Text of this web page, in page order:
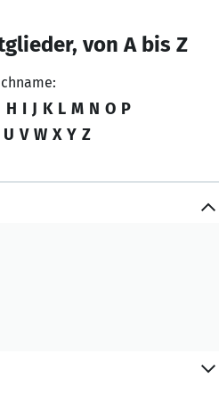
von A bis Z
H I J K L M N O P
U V W X Y Z